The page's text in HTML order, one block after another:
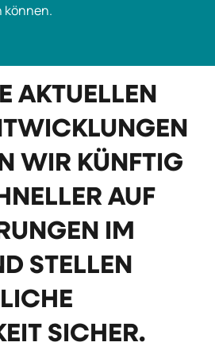
können.
AKTUELLEN
WIR KÜNFTIG
AUF
IM
STELLEN
SICHER.